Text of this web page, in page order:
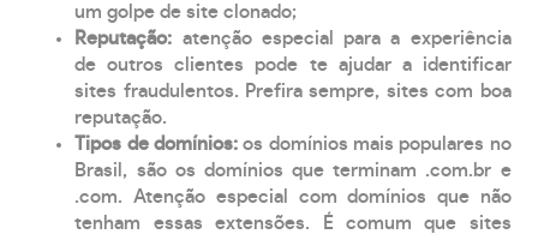
um golpe de site clonado;
Reputação: atenção especial para a experiência
de outros clientes pode te ajudar a identificar
sites fraudulentos. Prefira sempre, sites com boa
reputação.
Tipos de domínios:os domínios mais populares no
Brasil, são os domínios que terminam .com.br e
.com. Atenção especial com domínios que não
tenham essas extensões. É comum que sites